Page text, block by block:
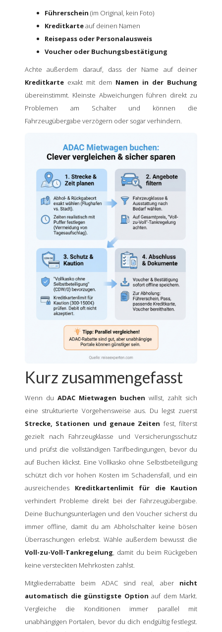
Führerschein (im Original, kein Foto)
Kreditkarteauf deinen Namen
Reisepass oder Personalausweis
Voucher oder Buchungsbestätigung
Achte außerdem darauf, dass der Name auf deiner
Kreditkarte exakt mit dem Namen in der Buchung
übereinstimmt. Kleinste Abweichungen führen direkt zu
Problemen am Schalter und können die
Fahrzeugübergabe verzögern oder sogar verhindern.
Kurz zusammengefasst
Wenn du ADAC Mietwagen buchen willst, zahlt sich
eine strukturierte Vorgehensweise aus. Du legst zuerst
Strecke, Stationen und genaue Zeiten fest, filterst
gezielt nach Fahrzeugklasse und Versicherungsschutz
und prüfst die vollständigen Tarifbedingungen, bevor du
auf Buchen klickst. Eine Vollkasko ohne Selbstbeteiligung
schützt dich vor hohen Kosten im Schadensfall, und ein
ausreichendes Kreditkartenlimit für die Kaution
verhindert Probleme direkt bei der Fahrzeugübergabe.
Deine Buchungsunterlagen und den Voucher sicherst du
immer offline, damit du am Abholschalter keine bösen
Überraschungen erlebst. Wähle außerdem bewusst die
Voll-zu-Voll-Tankregelung, damit du beim Rückgeben
keine versteckten Mehrkosten zahlst.
Mitgliederrabatte beim ADAC sind real, aber nicht
automatisch die günstigste Option auf dem Markt.
Vergleiche die Konditionen immer parallel mit
unabhängigen Portalen, bevor du dich endgültig festlegst.